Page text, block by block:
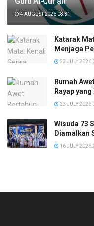
4 AUGUST 2026 08:31
Katarak
Menjaga
23 JULY 2026
Rumah
Rayap
23 JULY 2026
Wisuda 73
Diamalkan
16 JULY 2026